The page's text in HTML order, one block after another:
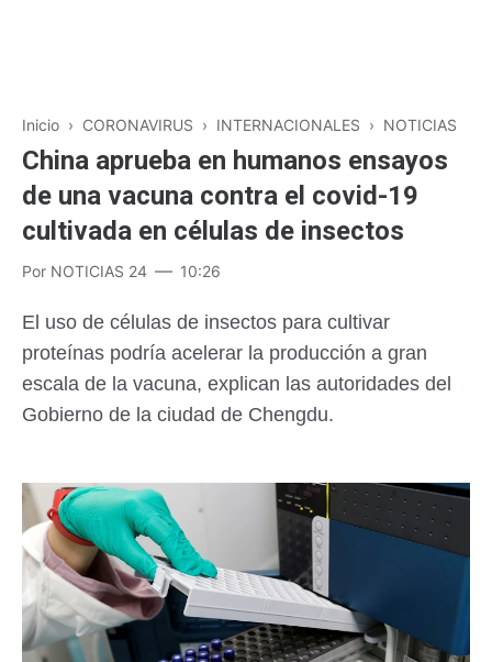
Inicio › CORONAVIRUS › INTERNACIONALES › NOTICIAS
China aprueba en humanos ensayos
de una vacuna contra el covid-19
cultivada en células de insectos
Por NOTICIAS 24 10:26
El uso de células de insectos para cultivar
proteínas podría acelerar la producción a gran
escala de la vacuna, explican las autoridades del
Gobierno de la ciudad de Chengdu.